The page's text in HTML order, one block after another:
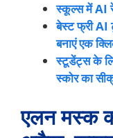
स्कूल्स में AI
बेस्ट फ्री AI
बनाएं एक
स्टूडेंट्स के
स्कोर का
एलन मस्क